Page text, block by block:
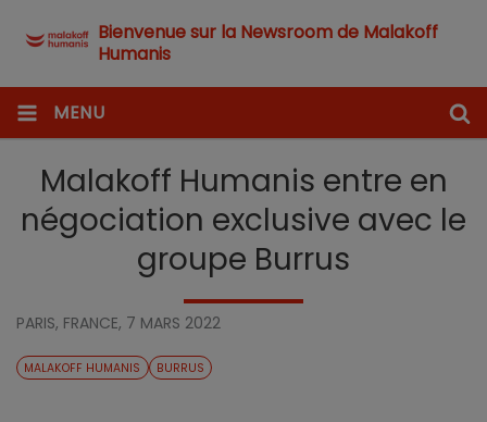
Bienvenue sur la Newsroom de Malakoff
Humanis
MENU
Malakoff Humanis entre en
négociation exclusive avec le
groupe Burrus
PARIS, FRANCE, 7 MARS 2022
MALAKOFF HUMANIS BURRUS